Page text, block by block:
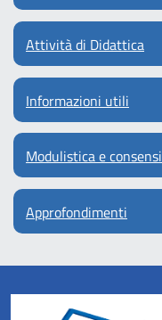
Attività di Didattica
Informazioni utili
Modulistica e consensi
Approfondimenti